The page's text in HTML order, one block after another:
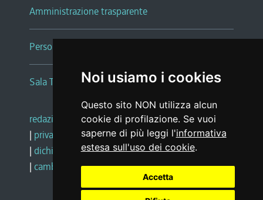
Noi usiamo i cookies
Questo sito NON utilizza alcun
cookie di profilazione. Se vuoi
saperne di più leggi l'informativa
estesa sull'uso dei cookie.
Accetta
Amministrazione trasparente
Persone e Uffici
Sala Tiziano Tessitori
redazione web |note legali |glossario
| privacy
social media policy
| dichiarazione di accessibilità |feedback
| cambio preferenze cookie